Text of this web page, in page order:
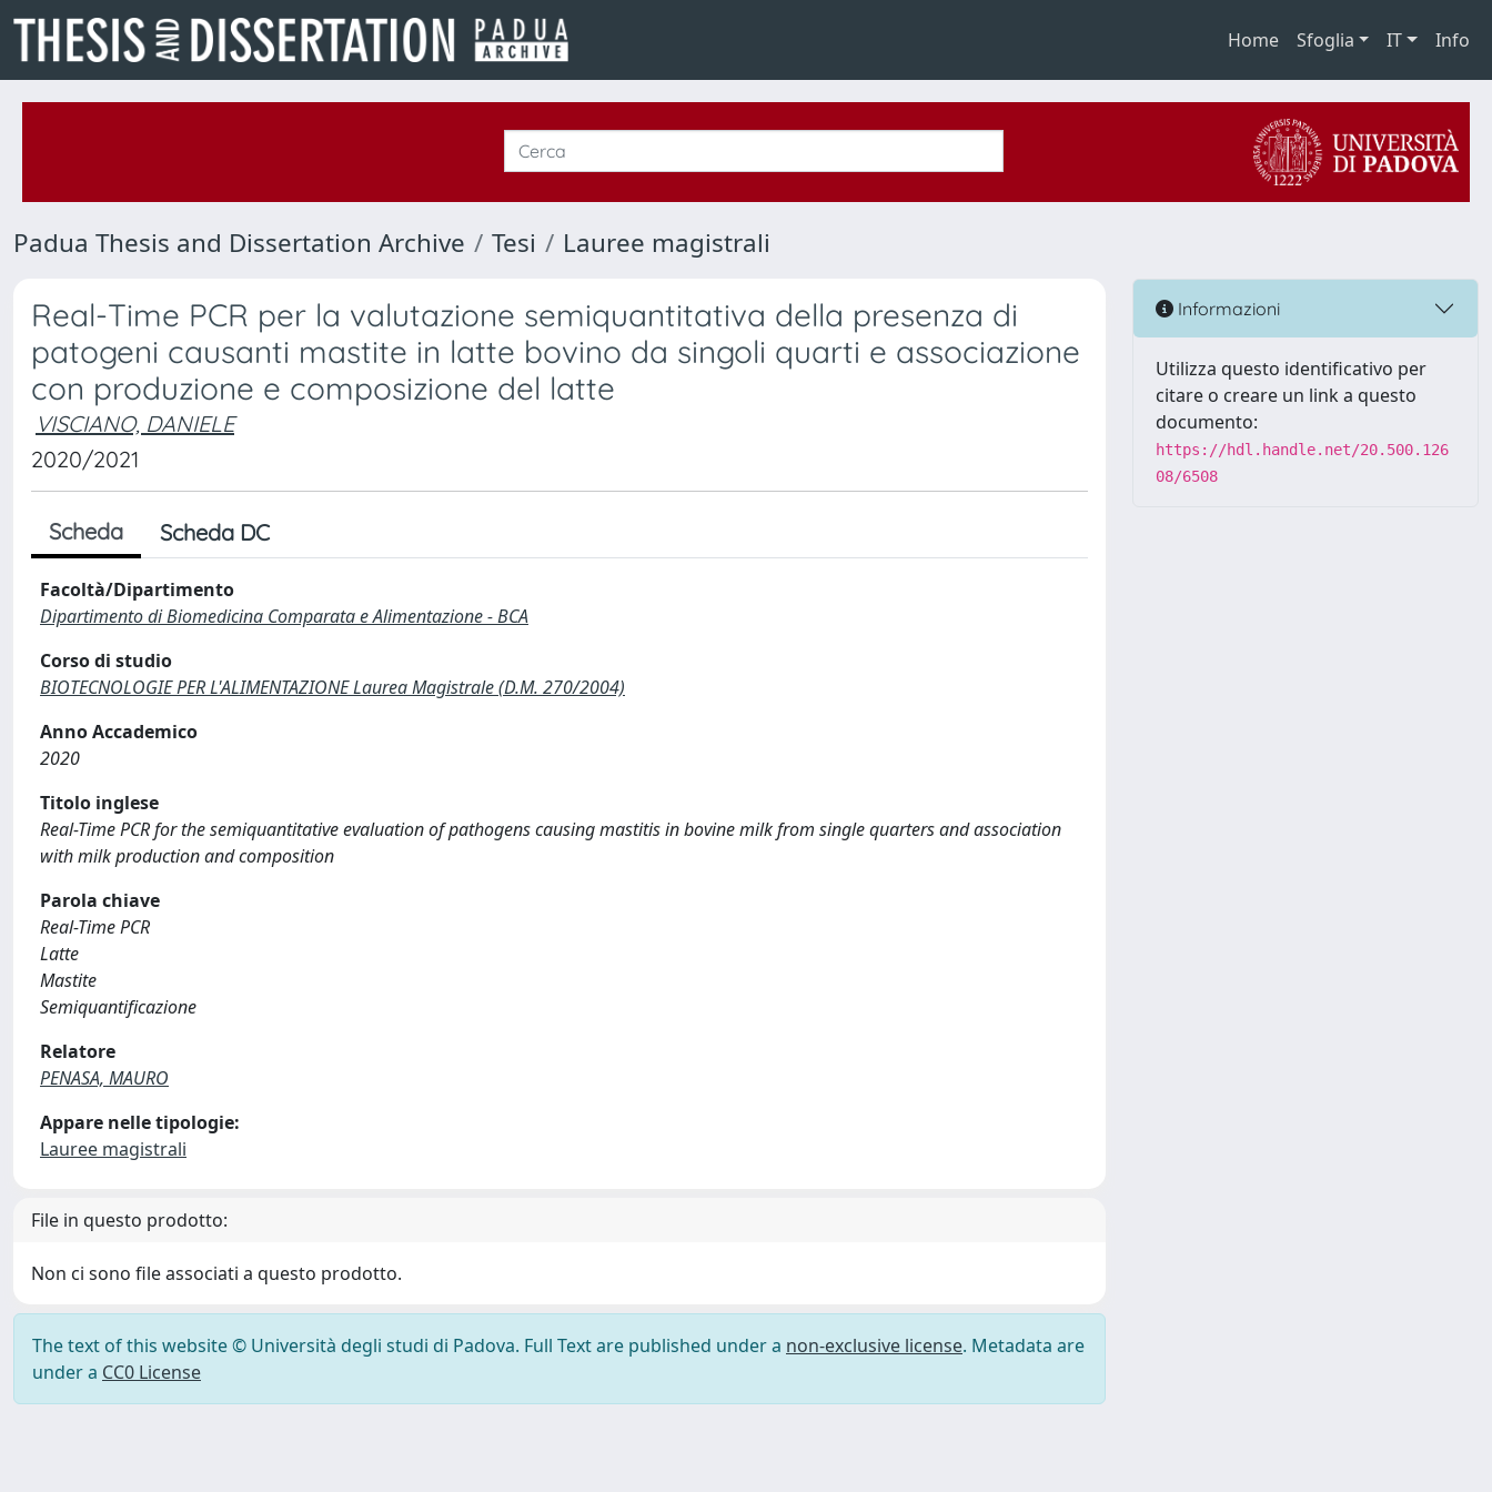
Home Sfoglia IT Info
Padua Thesis and Dissertation Archive Tesi Lauree magistrali
Real-Time PCR per la valutazione semiquantitativa della presenza di
patogeni causanti mastite in latte bovino da singoli quarti e associazione
con produzione e composizione del latte
VISCIANO, DANIELE
2020/2021
Scheda Scheda DC
Facoltà/Dipartimento
Dipartimento di Biomedicina Comparata e Alimentazione - BCA
Corso di studio
BIOTECNOLOGIE PER L'ALIMENTAZIONE Laurea Magistrale (D.M. 270/2004)
Anno Accademico
2020
Titolo inglese
Real-Time PCR for the semiquantitative evaluation of pathogens causing mastitis in bovine milk from single quarters and association
with milk production and composition
Parola chiave
Real-Time PCR
Latte
Mastite
Semiquantificazione
Relatore
PENASA, MAURO
Appare nelle tipologie:
Lauree magistrali
File in questo prodotto:
Non ci sono file associati a questo prodotto.
The text of this website © Università degli studi di Padova. Full Text are published under a non-exclusive license. Metadata are
under a CC0 License
Informazioni
Utilizza questo identificativo per
citare o creare un link a questo
documento:
https://hdl.handle.net/20.500.126
08/6508